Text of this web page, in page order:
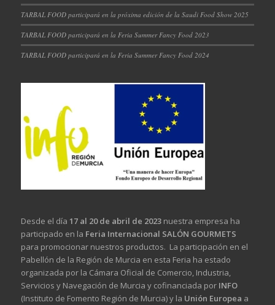
TARBAL FOOD participará en la próxima edición de la Saudi Food Show 2025
TARBAL FOOD participará en la Feria Summer Fancy Food 2023
TARBAL FOOD participará en la Feria Summer Fancy Food 2024
Desde el día 17 al 20 de abril de 2023nuestra empresa ha
participado en la Feria Internacional SALÓN GOURMETS
para promocionar nuestros productos. La participación en el
Pabellón de la Región de Murcia en esta Feria ha estado
organizada por la Cámara Oficial de Comercio, Industria,
Servicios y Navegación de Murcia y cofinanciada por INFO
(Instituto de Fomento Región de Murcia) y la Unión Europea a